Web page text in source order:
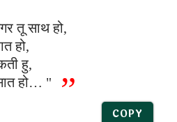
तू साथ हो,
हो,
हु,
हो… "
COPY